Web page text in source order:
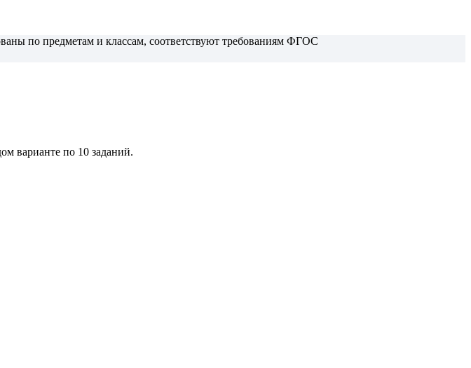
по предметам и классам, соответствуют требованиям ФГОС
варианте по 10 заданий.